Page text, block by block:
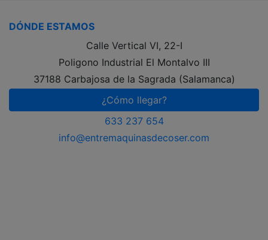
DÓNDE ESTAMOS
Calle Vertical VI, 22-I
Poligono Industrial El Montalvo III
37188 Carbajosa de la Sagrada (Salamanca)
¿Cómo llegar?
633 237 654
info@entremaquinasdecoser.com